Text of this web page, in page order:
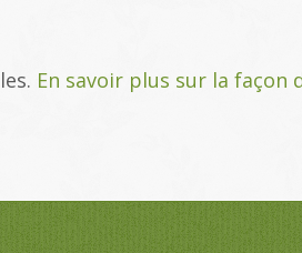
En savoir plus sur la façon